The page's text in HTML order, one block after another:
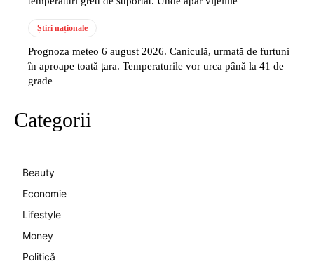
Știri naționale
Prognoza meteo 6 august 2026. Caniculă, urmată de furtuni
în aproape toată țara. Temperaturile vor urca până la 41 de
grade
Categorii
Beauty
Economie
Lifestyle
Money
Politică